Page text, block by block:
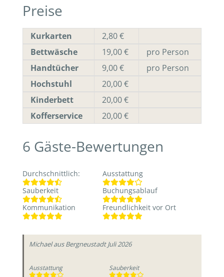
Preise
Kurkarten
2,80 €
Bettwäsche
19,00 €
pro Person
Handtücher
9,00 €
pro Person
Hochstuhl
20,00 €
Kinderbett
20,00 €
Kofferservice
20,00 €
6 Gäste-Bewertungen
Durchschnittlich:
Ausstattung
Sauberkeit
Buchungsablauf
Kommunikation
Freundlichkeit vor Ort
Michaelaus Bergneustadt Juli 2026
Ausstattung
Sauberkeit